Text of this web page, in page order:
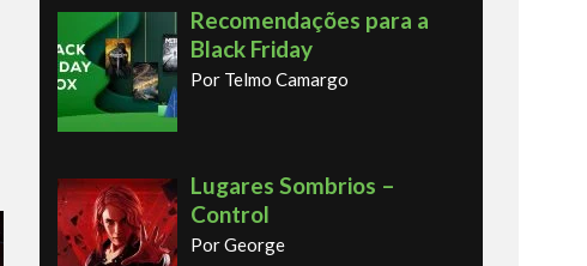
Recomendações para a
Black Friday
Por Telmo Camargo
Lugares Sombrios –
Control
Por George